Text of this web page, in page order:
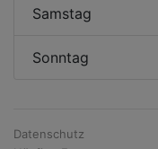
Samstag
Sonntag
Datenschutz